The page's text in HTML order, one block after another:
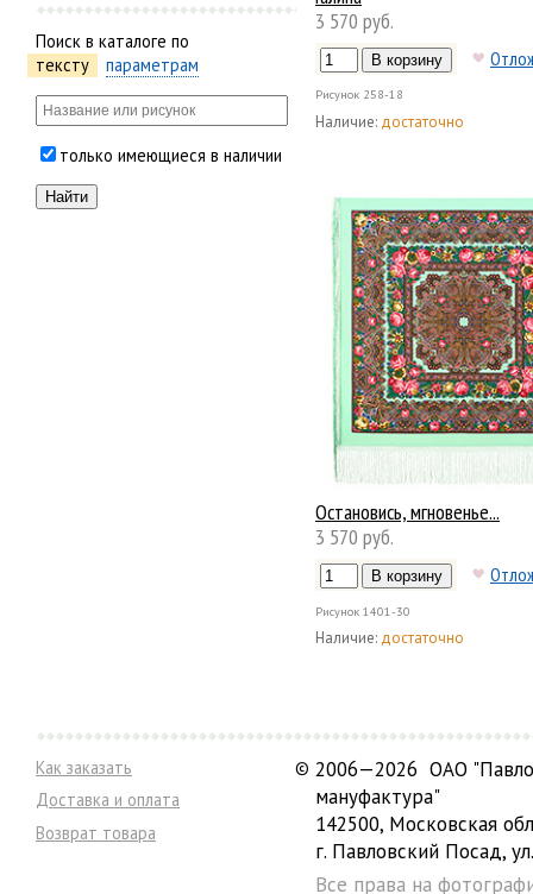
Поиск в каталоге по
тексту
параметрам
только имеющиеся в наличии
3 570 руб.
Рисунок 258-18
Наличие: достаточно
Остановись, мгновенье...
3 570 руб.
Рисунок 1401-30
Наличие: достаточно
Как заказать
Доставка и оплата
Возврат товара
© 2006—2026 ОАО
мануфактура"
142500, Московская
г. Павловский Посад,
Все права на